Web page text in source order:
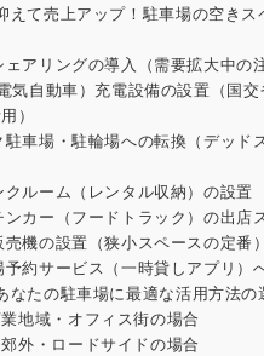
えて売上アップ！駐車場の空きス
アリングの導入（需要拡大中の
気自動車）充電設備の設置（国
）
車場・駐輪場への転換（デッド
ルーム（レンタル収納）の設置
カー（フードトラック）の出店
機の設置（狭小スペースの定番）
約サービス（一時貸しアプリ）
なたの駐車場に最適な活用方法の
地域・オフィス街の場合
外・ロードサイドの場合